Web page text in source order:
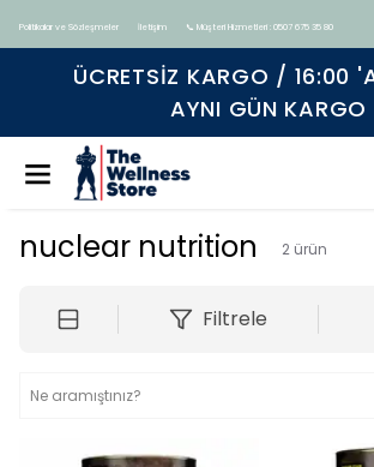
Politikalar ve Sözleşmeler İletişim 📞 Müşteri Hizmetleri : 0507 675 35 80
ÜCRETSIZ KARGO / 16:00
AYNI GÜN KARGO
nuclear nutrition 2 ürün
Filtrele